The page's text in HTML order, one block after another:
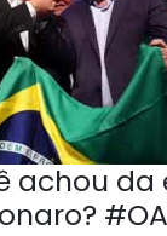
achou da